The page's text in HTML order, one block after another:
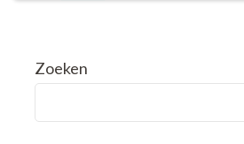
Zoeken